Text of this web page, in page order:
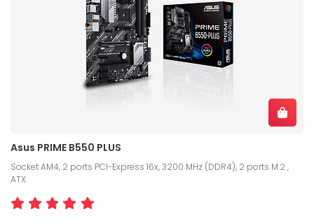
Asus PRIME B550 PLUS
Socket AM4, 2 ports PCI-Express 16x, 3200 MHz (DDR4), 2 ports M.2 ,
ATX